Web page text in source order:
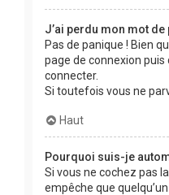
J’ai perdu mon mot de
Pas de panique ! Bien
page de connexion puis
connecter.
Si toutefois vous ne
Haut
Pourquoi suis-je
Si vous ne cochez pas
empêche que